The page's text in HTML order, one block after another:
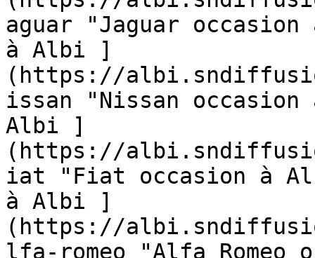
aguar "Jaguar
à Albi ]
(https://
issan "Nissan
Albi ]
(https://
iat "Fiat occasion à
à Albi ]
(https://
lfa-romeo "Alfa Romeo